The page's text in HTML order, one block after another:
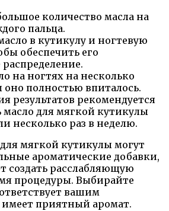
количество масла на
пальца.
в кутикулу и ногтевую
обеспечить его
на ногтях на несколько
полностью впиталось.
результатов рекомендуется
масло для мягкой кутикулы
несколько раз в неделю.
мягкой кутикулы могут
ароматические добавки,
создать расслабляющую
процедуры. Выбирайте
вашим
приятный аромат.